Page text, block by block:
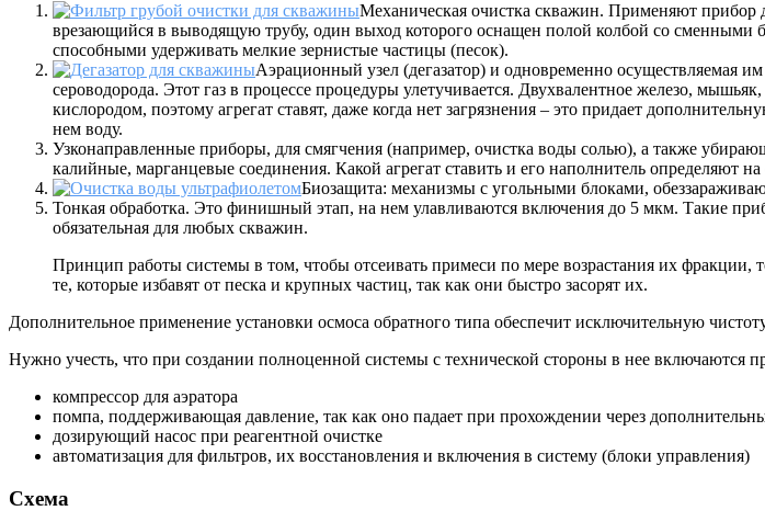
Механическая очистка скважин. Применяют прибор
врезающийся в выводящую трубу, один выход которого оснащен полой колбой со
способными удерживать мелкие зернистые частицы (песок).
Аэрационный узел (дегазатор) и одновременно осуществляемая
сероводорода. Этот газ в процессе процедуры улетучивается. Двухвалентное железо,
кислородом, поэтому агрегат ставят, даже когда нет загрязнения – это придает
нем воду.
Узконаправленные приборы, для смягчения (например, очистка воды солью), а также
калийные, марганцевые соединения. Какой агрегат ставить и его наполнитель определяют
Биозащита: механизмы с угольными блоками,
Тонкая обработка. Это финишный этап, на нем улавливаются включения до 5 мкм. Такие
обязательная для любых скважин.
Принцип работы системы в том, чтобы отсеивать примеси по мере возрастания их фракции,
те, которые избавят от песка и крупных частиц, так как они быстро засорят их.
Дополнительное применение установки осмоса обратного типа обеспечит исключительную
Нужно учесть, что при создании полноценной системы с технической стороны в нее включаются
компрессор для аэратора
помпа, поддерживающая давление, так как оно падает при прохождении через
дозирующий насос при реагентной очистке
автоматизация для фильтров, их восстановления и включения в систему (блоки управления)
Схема